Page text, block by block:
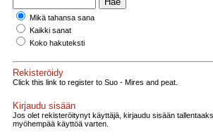
Mikä tahansa sana
Kaikki sanat
Koko hakuteksti
Rekisteröidy
Click this link to register to Suo - Mires and peat.
Kirjaudu sisään
Jos olet rekisteröitynyt käyttäjä, kirjaudu sisään
myöhempää käyttöä varten.